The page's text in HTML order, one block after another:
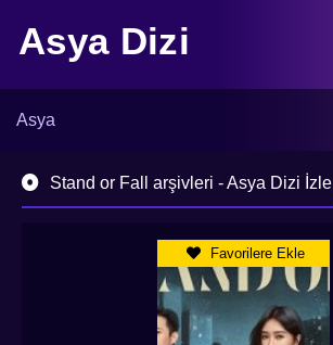
Asya Dizi
Asya
Stand or Fall arşivleri - Asya Dizi İzle
Favorilere Ekle